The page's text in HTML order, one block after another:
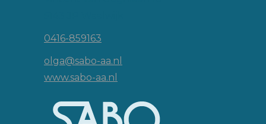
0416-859163
olga@sabo-aa.nl
www.sabo-aa.nl